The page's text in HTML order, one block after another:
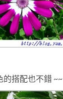
的搭配也不錯 ~~